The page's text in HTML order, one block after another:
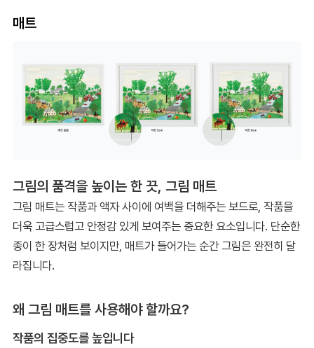
매트
그림의 품격을 높이는 한 끗, 그림 매트
그림 매트는 작품과 액자 사이에 여백을 더해주는 보드로, 작품을
더욱 고급스럽고 안정감 있게 보여주는 중요한 요소입니다. 단순한
종이 한 장처럼 보이지만, 매트가 들어가는 순간 그림은 완전히 달
라집니다.
왜 그림 매트를 사용해야 할까요?
작품의 집중도를 높입니다